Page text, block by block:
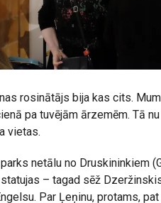
rosinātājs bija kas cits.
pa tuvējām ārzemēm. Tā
vietas.
netālu no Druskininkiem
– tagad sēž
Par Ļeņinu, protams,